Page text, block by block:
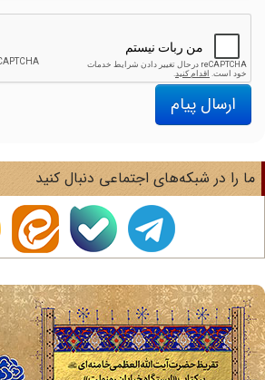
ارسال پیام
را در شبکه‌های اجتماعی دنبال کنید